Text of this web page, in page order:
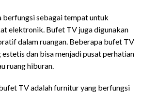
berfungsi sebagai tempat untuk
elektronik. Bufet TV juga digunakan
dalam ruangan. Beberapa bufet TV
dan bisa menjadi pusat perhatian
ruang hiburan.
TV adalah furnitur yang berfungsi